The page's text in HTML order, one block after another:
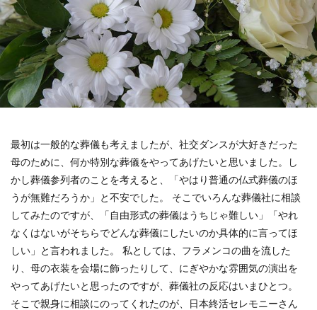
最初は一般的な葬儀も考えましたが、社交ダンスが大好きだった
母のために、何か特別な葬儀をやってあげたいと思いました。し
かし葬儀参列者のことを考えると、「やはり普通の仏式葬儀のほ
うが無難だろうか」と不安でした。 そこでいろんな葬儀社に相談
してみたのですが、「自由形式の葬儀はうちじゃ難しい」「やれ
なくはないがそちらでどんな葬儀にしたいのか具体的に言ってほ
しい」と言われました。 私としては、フラメンコの曲を流した
り、母の衣装を会場に飾ったりして、にぎやかな雰囲気の演出を
やってあげたいと思ったのですが、葬儀社の反応はいまひとつ。
そこで親身に相談にのってくれたのが、日本終活セレモニーさん